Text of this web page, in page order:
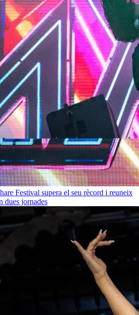
Festival supera el seu rècord i reuneix
dues jornades